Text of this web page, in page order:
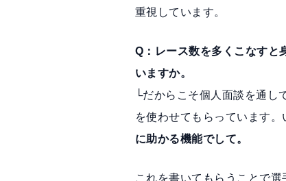
重視しています。
Q：レース数を多くこなすと
いますか。
└だからこそ個人面談を通し
を使わせてもらっています
に助かる機能でして。
これを書いてもらうことで